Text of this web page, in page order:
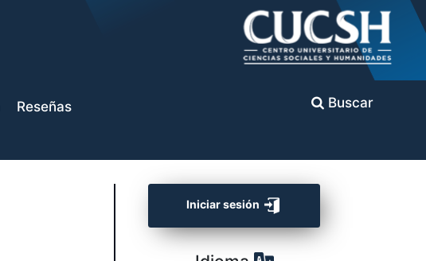
Reseñas Buscar
Iniciar sesión